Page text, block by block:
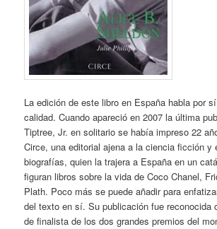
La edición de este libro en España habla por
calidad. Cuando apareció en 2007 la última
Tiptree, Jr. en solitario se había impreso 22
Circe, una editorial ajena a la ciencia ficción y
biografías, quien la trajera a España en un
figuran libros sobre la vida de Coco Chanel,
Plath. Poco más se puede añadir para
del texto en sí. Su publicación fue reconocida
de finalista de los dos grandes premios del